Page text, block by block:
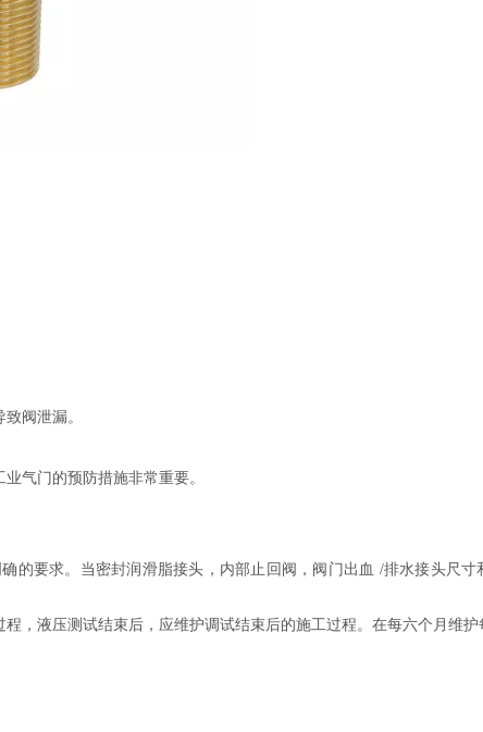
阀泄漏。
气门的预防措施非常重要。
的要求。当密封润滑脂接头，内部止回阀，阀门出血 /排水接头尺寸
，液压测试结束后，应维护调试结束后的施工过程。在每六个月维